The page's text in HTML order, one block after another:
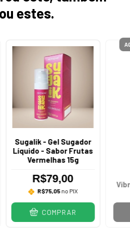
estes.
Sugalik - Gel Sugador
Líquido - Sabor Frutas
Vermelhas 15g
R$79,00
R$75,05no PIX
COMPRAR